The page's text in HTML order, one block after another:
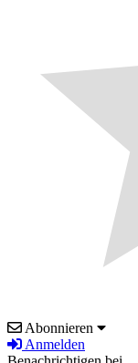
Abonnieren
Anmelden